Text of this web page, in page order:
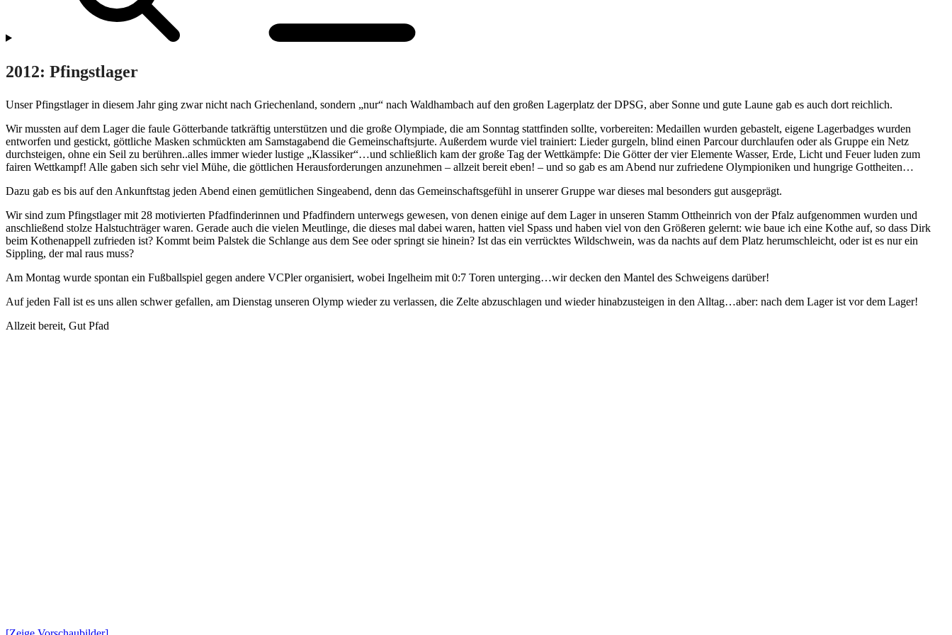
2012: Pfingstlager
Unser Pfingstlager in diesem Jahr ging zwar nicht nach Griechenland, sondern „nur“ nach Waldhambach auf den großen Lagerplatz der DPSG, aber Sonne und gute Laune gab es auch dort reichlich.
Wir mussten auf dem Lager die faule Götterbande tatkräftig unterstützen und die große Olympiade, die am Sonntag stattfinden sollte, vorbereiten: Medaillen wurden gebastelt, eigene Lagerbadges wurden
entworfen und gestickt, göttliche Masken schmückten am Samstagabend die Gemeinschaftsjurte. Außerdem wurde viel trainiert: Lieder gurgeln, blind einen Parcour durchlaufen oder als Gruppe ein Netz
durchsteigen, ohne ein Seil zu berühren..alles immer wieder lustige „Klassiker“…und schließlich kam der große Tag der Wettkämpfe: Die Götter der vier Elemente Wasser, Erde, Licht und Feuer luden zum
fairen Wettkampf! Alle gaben sich sehr viel Mühe, die göttlichen Herausforderungen anzunehmen – allzeit bereit eben! – und so gab es am Abend nur zufriedene Olympioniken und hungrige Gottheiten…
Dazu gab es bis auf den Ankunftstag jeden Abend einen gemütlichen Singeabend, denn das Gemeinschaftsgefühl in unserer Gruppe war dieses mal besonders gut ausgeprägt.
Wir sind zum Pfingstlager mit 28 motivierten Pfadfinderinnen und Pfadfindern unterwegs gewesen, von denen einige auf dem Lager in unseren Stamm Ottheinrich von der Pfalz aufgenommen wurden und
anschließend stolze Halstuchträger waren. Gerade auch die vielen Meutlinge, die dieses mal dabei waren, hatten viel Spass und haben viel von den Größeren gelernt: wie baue ich eine Kothe auf, so dass Dirk
beim Kothenappell zufrieden ist? Kommt beim Palstek die Schlange aus dem See oder springt sie hinein? Ist das ein verrücktes Wildschwein, was da nachts auf dem Platz herumschleicht, oder ist es nur ein
Sippling, der mal raus muss?
Am Montag wurde spontan ein Fußballspiel gegen andere VCPler organisiert, wobei Ingelheim mit 0:7 Toren unterging…wir decken den Mantel des Schweigens darüber!
Auf jeden Fall ist es uns allen schwer gefallen, am Dienstag unseren Olymp wieder zu verlassen, die Zelte abzuschlagen und wieder hinabzusteigen in den Alltag…aber: nach dem Lager ist vor dem Lager!
Allzeit bereit, Gut Pfad